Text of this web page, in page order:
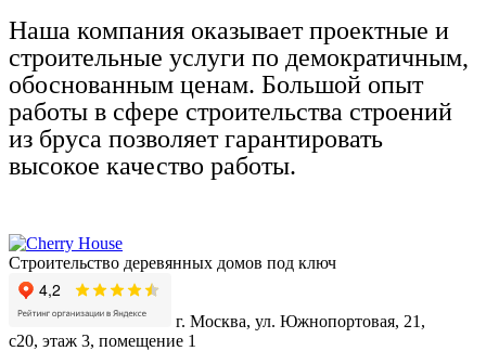
Наша компания оказывает проектные и
строительные услуги по демократичным,
обоснованным ценам. Большой опыт
работы в сфере строительства строений
из бруса позволяет гарантировать
высокое качество работы.
Строительство деревянных домов под ключ
г. Москва, ул. Южнопортовая, 21,
с20, этаж 3, помещение 1